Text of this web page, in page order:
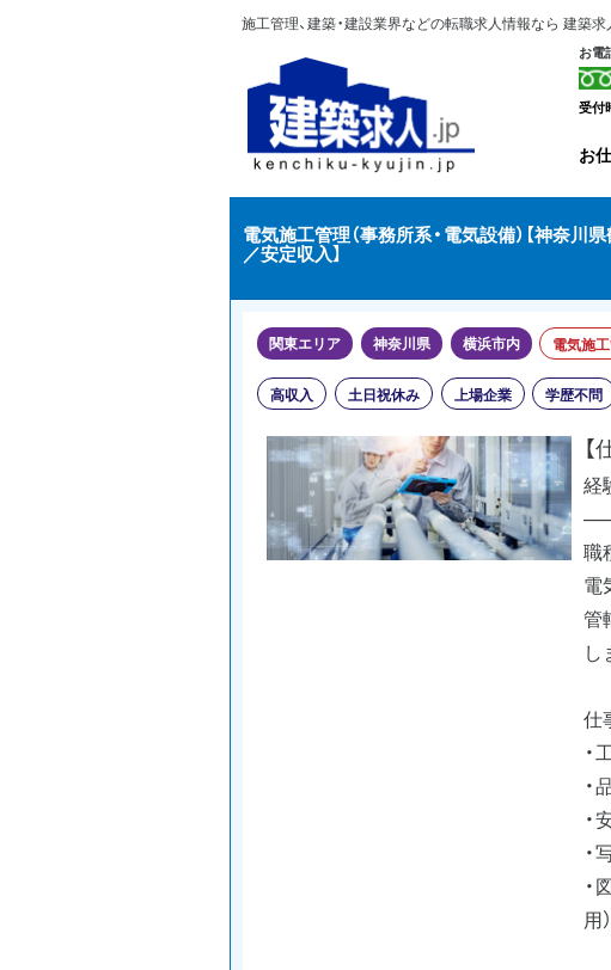
施工管理、建築・建設業界などの転職求人情報なら 建築
お電
受付
お
電気施工管理（事務所系・電気設備）【神奈
／安定収入】
関東エリア 神奈川県 横浜市内 電気施
高収入 土日祝休み 上場企業 学歴不問
【
経
職
電
管
し
仕
・
・
・
・
・
用）